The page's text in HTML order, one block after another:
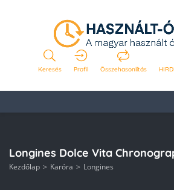
Keresés Profil Összehasonlítás
Longines Dolce Vita
Kezdőlap Karóra Longines